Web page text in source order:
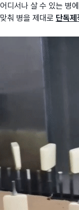
어디서나 살 수 있는 병에
맞춰 병을 제대로 단독제